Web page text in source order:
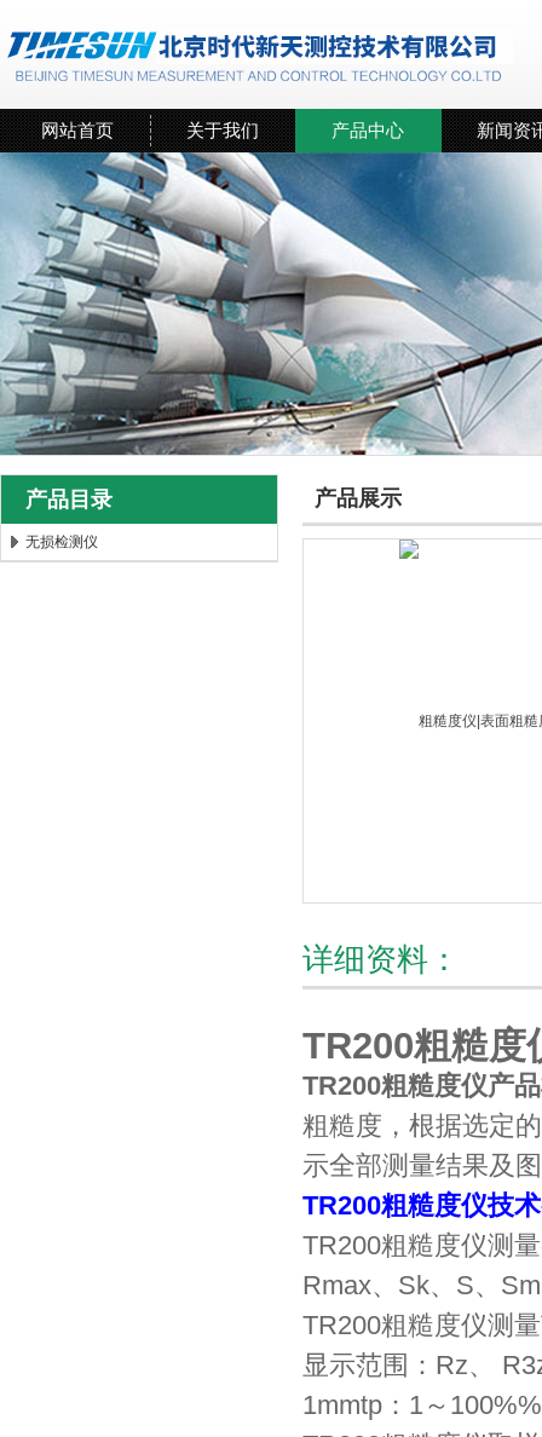
网站首页 关于我们 产品中心 新闻资
产品目录
无损检测仪
产品展示
详细资料：
TR200粗糙度
TR200粗糙度仪产
粗糙度，根据选定
示全部测量结果及
TR200粗糙度仪技
TR200粗糙度仪测
Rmax、Sk、S、
TR200粗糙度仪测
显示范围：Rz、
1mmtp：1～